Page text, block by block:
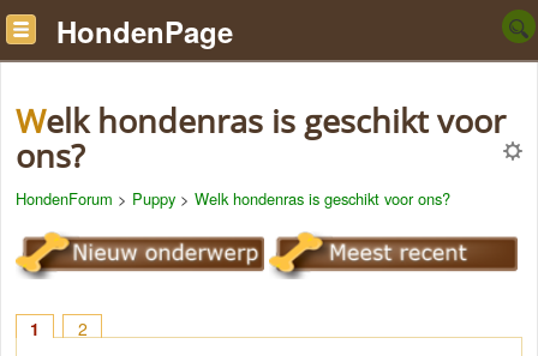
HondenPage
Welk hondenras is geschikt voor
ons?
HondenForum > Puppy > Welk hondenras is geschikt voor ons?
1 2